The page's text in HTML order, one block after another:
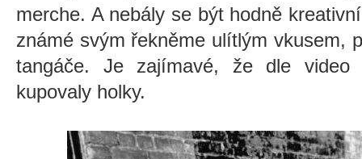
merche. A nebály se být hodně
známé svým řekněme ulítlým vkusem,
tangáče. Je zajímavé, že dle
kupovaly holky.